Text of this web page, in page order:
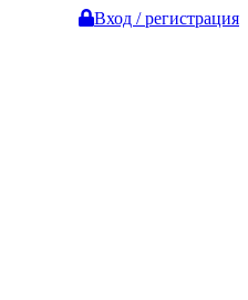
Вход / регистрация